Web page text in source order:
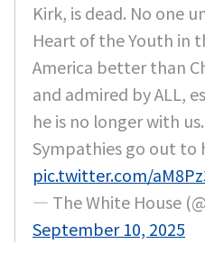
Kirk, is dead. No one
Heart of the Youth in
America better than
and admired by ALL,
he is no longer with
Sympathies go out to
pic.twitter.com/
— The White House
September 10, 2025